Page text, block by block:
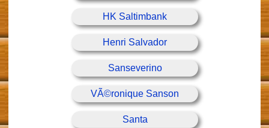
HK Saltimbank
Henri Salvador
Sanseverino
VÃ©ronique Sanson
Santa